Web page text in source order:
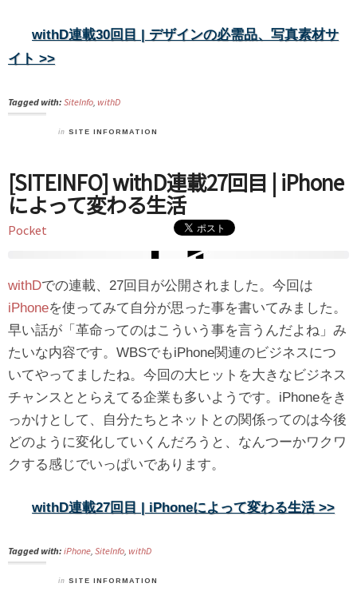
withD連載30回目 | デザインの必需品、写真素材サ
イト >>
Tagged with: SiteInfo, withD
in SITE INFORMATION
[SITEINFO] withD連載27回目 | iPhone
によって変わる生活
Pocket
withDでの連載、27回目が公開されました。今回は
iPhoneを使ってみて自分が思った事を書いてみました。
早い話が「革命ってのはこういう事を言うんだよね」み
たいな内容です。WBSでもiPhone関連のビジネスにつ
いてやってましたね。今回の大ヒットを大きなビジネス
チャンスととらえてる企業も多いようです。iPhoneをき
っかけとして、自分たちとネットとの関係ってのは今後
どのように変化していくんだろうと、なんつーかワクワ
クする感じでいっぱいであります。
withD連載27回目 | iPhoneによって変わる生活 >>
Tagged with: iPhone, SiteInfo, withD
in SITE INFORMATION